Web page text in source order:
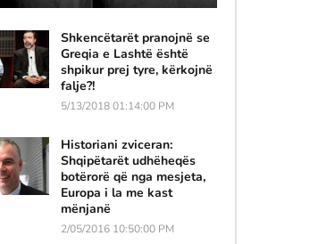
Shkencëtarët pranojnë se
Greqia e Lashtë është
shpikur prej tyre, kërkojnë
falje?!
5/13/2018 01:14:00 PM
Historiani zviceran:
Shqipëtarët udhëheqës
botërorë që nga mesjeta,
Europa i la me kast
mënjanë
2/05/2016 10:50:00 PM